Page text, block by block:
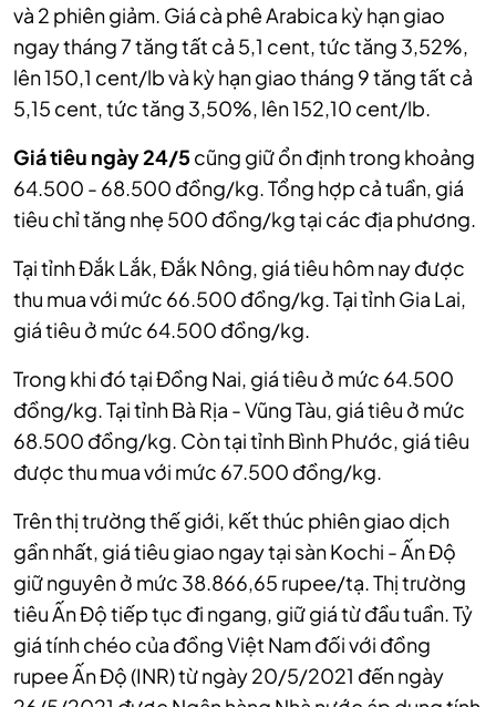
và 2 phiên giảm. Giá cà phê Arabica kỳ hạn giao
ngay tháng 7 tăng tất cả 5,1 cent, tức tăng 3,52%,
lên 150,1 cent/lb và kỳ hạn giao tháng 9 tăng tất cả
5,15 cent, tức tăng 3,50%, lên 152,10 cent/lb.
Giá tiêu ngày 24/5cũng giữ ổn định trong khoảng
64.500 - 68.500 đồng/kg. Tổng hợp cả tuần, giá
tiêu chỉ tăng nhẹ 500 đồng/kg tại các địa phương.
Tại tỉnh Đắk Lắk, Đắk Nông, giá tiêu hôm nay được
thu mua với mức 66.500 đồng/kg. Tại tỉnh Gia Lai,
giá tiêu ở mức 64.500 đồng/kg.
Trong khi đó tại Đồng Nai, giá tiêu ở mức 64.500
đồng/kg. Tại tỉnh Bà Rịa - Vũng Tàu, giá tiêu ở mức
68.500 đồng/kg. Còn tại tỉnh Bình Phước, giá tiêu
được thu mua với mức 67.500 đồng/kg.
Trên thị trường thế giới, kết thúc phiên giao dịch
gần nhất, giá tiêu giao ngay tại sàn Kochi - Ấn Độ
giữ nguyên ở mức 38.866,65 rupee/tạ. Thị trường
tiêu Ấn Độ tiếp tục đi ngang, giữ giá từ đầu tuần. Tỷ
giá tính chéo của đồng Việt Nam đối với đồng
rupee Ấn Độ (INR) từ ngày 20/5/2021 đến ngày